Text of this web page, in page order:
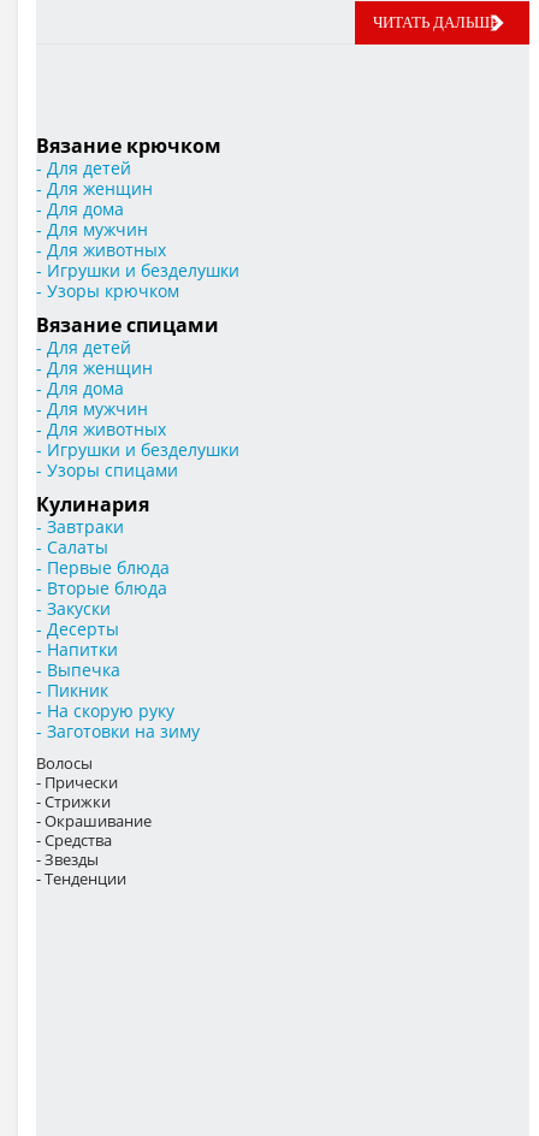
ЧИТАТЬ ДАЛЬШЕ
Вязание крючком
- Для детей
- Для женщин
- Для дома
- Для мужчин
- Для животных
- Игрушки и безделушки
- Узоры крючком
Вязание спицами
- Для детей
- Для женщин
- Для дома
- Для мужчин
- Для животных
- Игрушки и безделушки
- Узоры спицами
Кулинария
- Завтраки
- Салаты
- Первые блюда
- Вторые блюда
- Закуски
- Десерты
- Напитки
- Выпечка
- Пикник
- На скорую руку
- Заготовки на зиму
Волосы
- Прически
- Стрижки
- Окрашивание
- Средства
- Звезды
- Тенденции